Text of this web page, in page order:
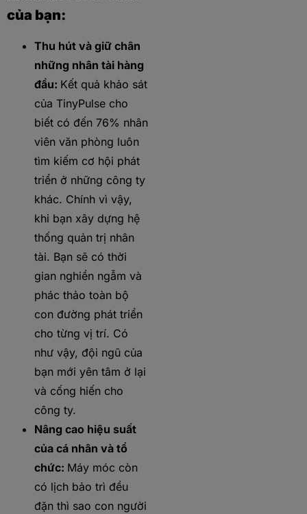
của bạn:
Thu hút và giữ chân
những nhân tài hàng
đầu: Kết quả khảo sát
của TinyPulse cho
biết có đến 76% nhân
viên văn phòng luôn
tìm kiếm cơ hội phát
triển ở những công ty
khác. Chính vì vậy,
khi bạn xây dựng hệ
thống quản trị nhân
tài. Bạn sẽ có thời
gian nghiền ngẫm và
phác thảo toàn bộ
con đường phát triển
cho từng vị trí. Có
như vậy, đội ngũ của
bạn mới yên tâm ở lại
và cống hiến cho
công ty.
Nâng cao hiệu suất
của cá nhân và tổ
chức: Máy móc còn
có lịch bảo trì đều
đặn thì sao con người